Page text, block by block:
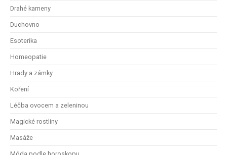
Drahé kameny
Duchovno
Esoterika
Homeopatie
Hrady a zámky
Koření
Léčba ovocem a zeleninou
Magické rostliny
Masáže